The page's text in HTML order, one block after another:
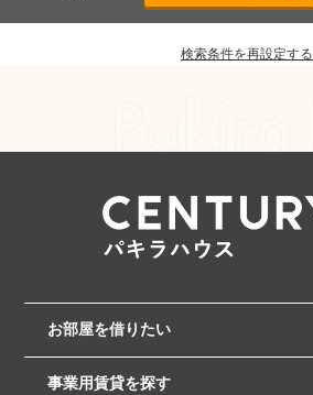
検索条件を再設定する
お部屋を借りたい
事業用賃貸を探す